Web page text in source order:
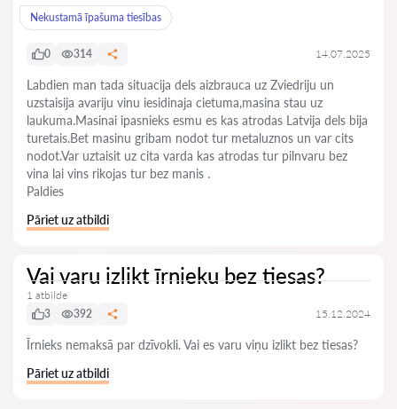
Nekustamā īpašuma tiesības
0 314 14.07.2025
Labdien man tada situacija dels aizbrauca uz Zviedriju un
uzstaisija avariju vinu iesidinaja cietuma,masina stau uz
laukuma.Masinai ipasnieks esmu es kas atrodas Latvija dels bija
turetais.Bet masinu gribam nodot tur metaluznos un var cits
nodot.Var uztaisit uz cita varda kas atrodas tur pilnvaru bez
vina lai vins rikojas tur bez manis .
Paldies
Pāriet uz atbildi
Vai varu izlikt īrnieku bez tiesas?
1 atbilde
3
392 15.12.2024
Īrnieks nemaksā par dzīvokli. Vai es varu viņu izlikt bez tiesas?
Pāriet uz atbildi